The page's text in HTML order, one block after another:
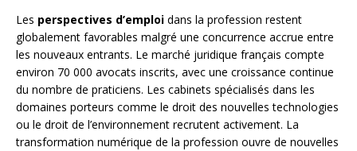
Les perspectives d’emploi dans la profession restent
globalement favorables malgré une concurrence accrue entre
les nouveaux entrants. Le marché juridique français compte
environ 70 000 avocats inscrits, avec une croissance continue
du nombre de praticiens. Les cabinets spécialisés dans les
domaines porteurs comme le droit des nouvelles technologies
ou le droit de l’environnement recrutent activement. La
transformation numérique de la profession ouvre de nouvelles